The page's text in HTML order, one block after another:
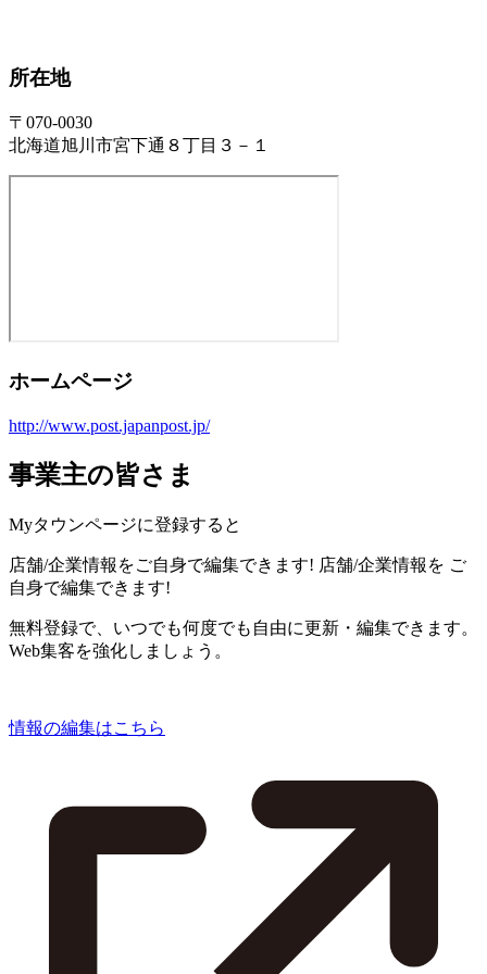
所在地
〒070-0030
北海道旭川市宮下通８丁目３－１
ホームページ
http://www.post.japanpost.jp/
事業主の皆さま
Myタウンページに登録すると
店舗/企業情報をご自身で編集できます! 店舗/企業情報を ご
自身で編集できます!
無料登録で、いつでも何度でも自由に更新・編集できます。
Web集客を強化しましょう。
情報の編集はこちら